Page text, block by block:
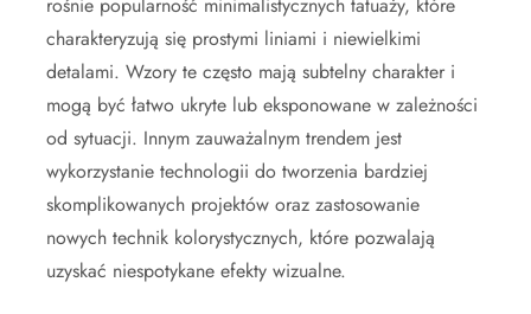
rośnie popularność minimalistycznych tatuaży, które
charakteryzują się prostymi liniami i niewielkimi
detalami. Wzory te często mają subtelny charakter i
mogą być łatwo ukryte lub eksponowane w zależności
od sytuacji. Innym zauważalnym trendem jest
wykorzystanie technologii do tworzenia bardziej
skomplikowanych projektów oraz zastosowanie
nowych technik kolorystycznych, które pozwalają
uzyskać niespotykane efekty wizualne.